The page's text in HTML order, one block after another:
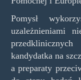
Pomysł
uzależnieniami
kandydatka na
a preparaty